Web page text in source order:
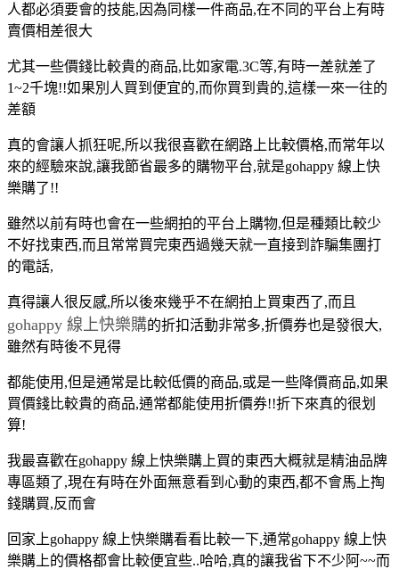
人都必須要會的技能,因為同樣一件商品,在不同的平台上有時
賣價相差很大
尤其一些價錢比較貴的商品,比如家電.3C等,有時一差就差了
1~2千塊!!如果別人買到便宜的,而你買到貴的,這樣一來一往的
差額
真的會讓人抓狂呢,所以我很喜歡在網路上比較價格,而常年以
來的經驗來說,讓我節省最多的購物平台,就是gohappy 線上快
樂購了!!
雖然以前有時也會在一些網拍的平台上購物,但是種類比較少
不好找東西,而且常常買完東西過幾天就一直接到詐騙集團打
的電話,
真得讓人很反感,所以後來幾乎不在網拍上買東西了,而且
gohappy 線上快樂購的折扣活動非常多,折價券也是發很大,
雖然有時後不見得
都能使用,但是通常是比較低價的商品,或是一些降價商品,如果
買價錢比較貴的商品,通常都能使用折價券!!折下來真的很划
算!
我最喜歡在gohappy 線上快樂購上買的東西大概就是精油品牌
專區類了,現在有時在外面無意看到心動的東西,都不會馬上掏
錢購買,反而會
回家上gohappy 線上快樂購看看比較一下,通常gohappy 線上快
樂購上的價格都會比較便宜些..哈哈,真的讓我省下不少阿~~而